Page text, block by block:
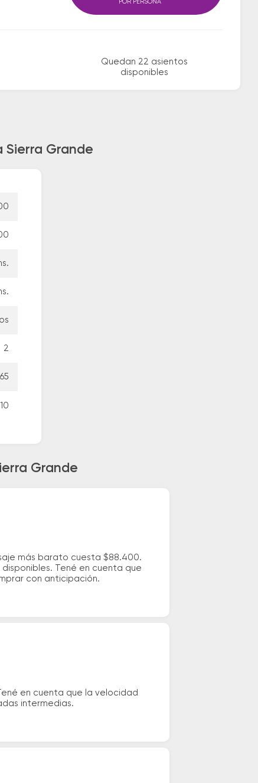
Quedan 22 asientos
disponibles
POR PERSONA
Sierra Grande
2
Grande
más barato cuesta $88.400.
Tené en cuenta que
con anticipación.
en cuenta que la velocidad
intermedias.